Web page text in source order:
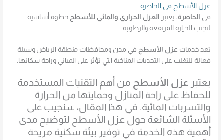
عزل الأسطح في الخاصرة
في الخاصرة، يعتبر العزل الحراري والمائي للأسطح خطوة أساسية
لتجنب الحرارة المرتفعة والرطوبة.
تعد خدمات عزل الأسطح في مدن ومحافظات منطقة الرياض وسيلة
فعالة للتغلب على التحديات المناخية التي تؤثر على المباني وراحة سكانها.
يعتبر عزل الأسطح من أهم التقنيات المستخدمة
للحفاظ على راحة المنازل وحمايتها من الحرارة
والتسربات المائية. في هذا المقال، سنجيب على
الأسئلة الشائعة حول عزل الأسطح لتوضيح مدى
أهمية هذه الخدمة في توفير بيئة سكنية مريحة